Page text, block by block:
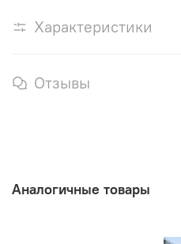
Характеристики
Отзывы
Аналогичные товары